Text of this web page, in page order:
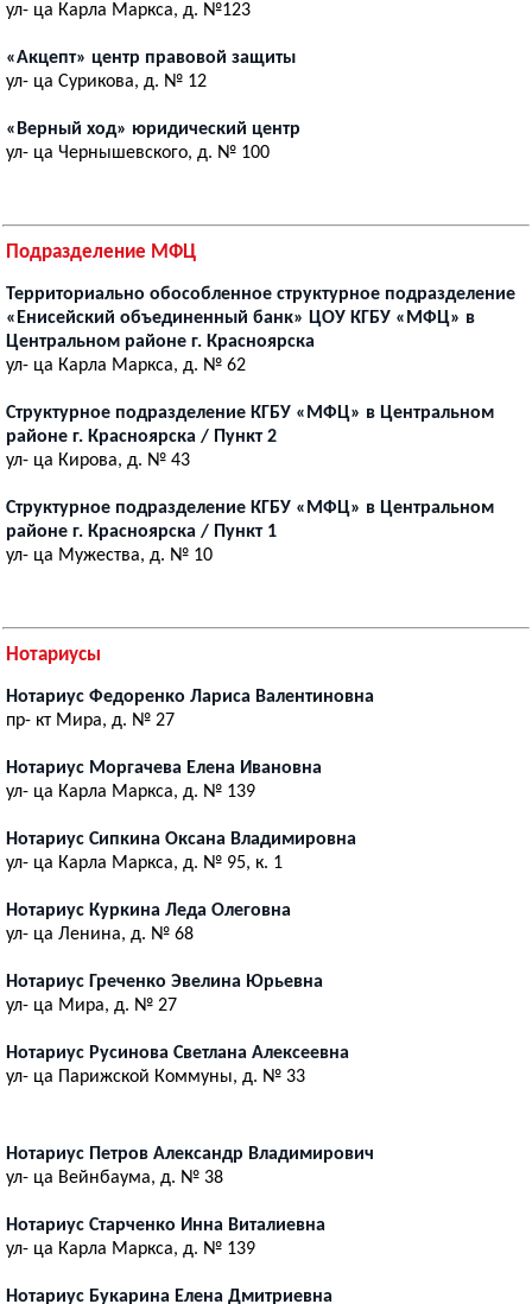
ул- ца Карла Маркса, д. №123
«Акцепт» центр правовой защиты
ул- ца Сурикова, д. № 12
«Верный ход» юридический центр
ул- ца Чернышевского, д. № 100
Подразделение МФЦ
Территориально обособленное структурное подразделение
«Енисейский объединенный банк» ЦОУ КГБУ «МФЦ» в
Центральном районе г. Красноярска
ул- ца Карла Маркса, д. № 62
Структурное подразделение КГБУ «МФЦ» в Центральном
районе г. Красноярска / Пункт 2
ул- ца Кирова, д. № 43
Структурное подразделение КГБУ «МФЦ» в Центральном
районе г. Красноярска / Пункт 1
ул- ца Мужества, д. № 10
Нотариусы
Нотариус Федоренко Лариса Валентиновна
пр- кт Мира, д. № 27
Нотариус Моргачева Елена Ивановна
ул- ца Карла Маркса, д. № 139
Нотариус Сипкина Оксана Владимировна
ул- ца Карла Маркса, д. № 95, к. 1
Нотариус Куркина Леда Олеговна
ул- ца Ленина, д. № 68
Нотариус Греченко Эвелина Юрьевна
ул- ца Мира, д. № 27
Нотариус Русинова Светлана Алексеевна
ул- ца Парижской Коммуны, д. № 33
Нотариус Петров Александр Владимирович
ул- ца Вейнбаума, д. № 38
Нотариус Старченко Инна Виталиевна
ул- ца Карла Маркса, д. № 139
Нотариус Букарина Елена Дмитриевна